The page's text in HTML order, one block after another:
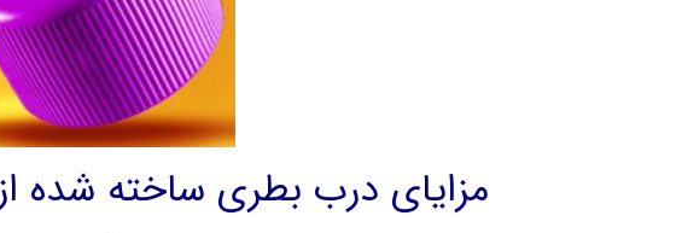
مزایای درب بطری ساخته شده